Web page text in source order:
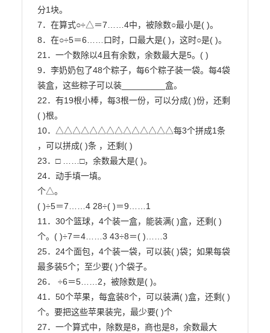
分1块。
7．在算式○÷△＝7……4中，被除数○最小是( )。
8．在○÷5＝6……口时，口最大是( )，这时○是( )。
21．一个数除以4且有余数，余数最大是5。( )
9．李奶奶包了48个粽子，每6个粽子装一袋。每4袋
装盒，这些粽子可以装_________盒。
22．有19根小棒，每3根一份，可以分成( )份，还剩
( )根。
10．△△△△△△△△△△△△△△每3个拼成1条
，可以拼成( )条 ，还剩( )
23．□ ……□，余数最大是( )。
24．动手填一填。
个△。
( )÷5＝7……4 28÷( )＝9……1
11．30个篮球，4个装一盒，能装满( )盒，还剩( )
个。( )÷7＝4……3 43÷8＝( )……3
25．24个面包，4个装一袋，可以装( )袋；如果每袋
最多装5个；至少要( )个袋子。
26． ÷6＝5……2，被除数是( )。
41．50个苹果，每盒装8个，可以装满( )盒，还剩( )
个。要把这些苹果装完，最少要( )个
27．一个算式中，除数是8，商也是8，余数最大